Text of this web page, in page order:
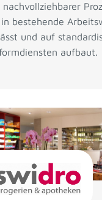
bestehende
und auf
aufbaut.